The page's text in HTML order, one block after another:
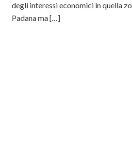
degli interessi economici in quella
Padana ma […]